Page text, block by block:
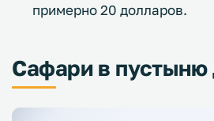
примерно 20 долларов.
Сафари в пустыню